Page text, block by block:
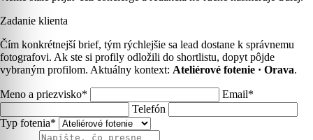
Zadanie klienta
Čím konkrétnejší brief, tým rýchlejšie sa lead dostane k správnemu
fotografovi. Ak ste si profily odložili do shortlistu, dopyt pôjde
vybraným profilom. Aktuálny kontext: Ateliérové fotenie · Orava.
Meno a priezvisko*
Email*
Telefón
Typ fotenia*